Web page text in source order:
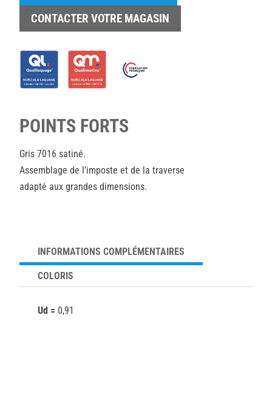
CONTACTER VOTRE MAGASIN
POINTS FORTS
Gris 7016 satiné.
Assemblage de l’imposte et de la traverse
adapté aux grandes dimensions.
INFORMATIONS COMPLÉMENTAIRES
COLORIS
Ud = 0,91